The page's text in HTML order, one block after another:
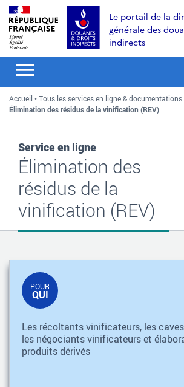
Aller
au
contenu
Aller
recherche
Aller
au
menu
Le portail de la
générale des
indirects
Accueil
Tous les services en ligne & documentations
Élimination des résidus de la vinification (REV)
Service en ligne
Élimination des
résidus de la
vinification (REV)
POUR
QUI
Les récoltants vinificateurs, les
les négociants vinificateurs et
produits dérivés